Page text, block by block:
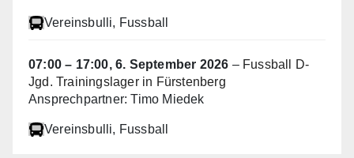
Vereinsbulli, Fussball
07:00 – 17:00,6. September 2026 – Fussball D-
Jgd. Trainingslager in Fürstenberg
Ansprechpartner: Timo Miedek
Vereinsbulli, Fussball